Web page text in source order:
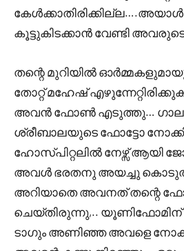
കൂട്ടുകിടക്കാൻ വേണ്ടി അവരുടെ
തന്റെ മുറിയിൽ
തോറ്റ് മഹേഷ്‌
അവൻ ഫോൺ എടുത്തു…
ശ്രീബാലയുടെ ഫോട്ടോ
ഹോസ്പിറ്റലിൽ നേഴ്സ് ആയി
അവൾ ഭരതനു അയച്ചു
അറിയാതെ അവനത് തന്റെ
ചെയ്തിരുന്നു,.. യൂണിഫോമിന്
ടാഗും അണിഞ്ഞ അവളെ